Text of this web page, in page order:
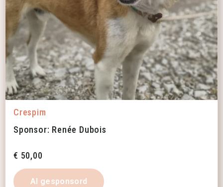
Crespim
Sponsor: Renée Dubois
€ 50,00
Al gesponsord